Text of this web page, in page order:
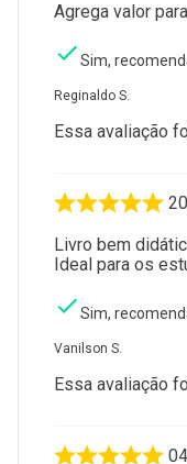
Agrega valor
Sim,
Reginaldo S.
Essa avaliação
Livro bem
Ideal para os
Sim,
Vanilson S.
Essa avaliação